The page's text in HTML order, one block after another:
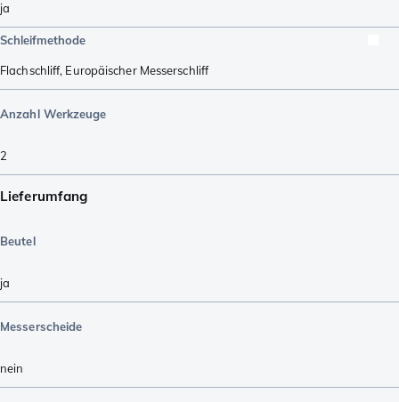
ja
Schleifmethode
Flachschliff, Europäischer Messerschliff
Anzahl Werkzeuge
2
Lieferumfang
Beutel
ja
Messerscheide
nein